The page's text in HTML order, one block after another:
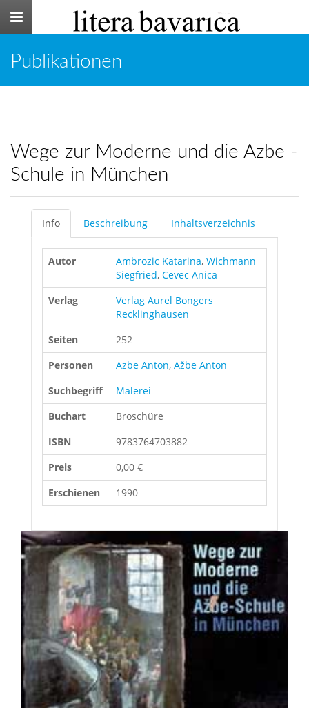
Toggle
Publikationen
Wege zur Moderne und die Azbe -
Schule in München
Info Beschreibung Inhaltsverzeichnis
Autor Ambrozic Katarina, Wichmann
Siegfried, Cevec Anica
Verlag
Verlag Aurel Bongers
Recklinghausen
Seiten
252
Personen
Azbe Anton, Ažbe Anton
Suchbegriff
Malerei
Buchart
Broschüre
ISBN
9783764703882
Preis
0,00 €
Erschienen
1990